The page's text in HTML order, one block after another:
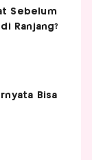
Sebelum
Ranjang?
Bisa